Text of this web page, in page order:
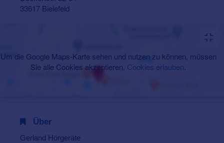
33617 Bielefeld
Um die Google Maps-Karte sehen und nutzen zu können, müssen
Sie alle Cookies akzeptieren. Cookies erlauben
Über
Gerland Hörgeräte